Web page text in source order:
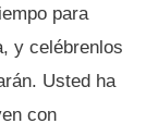
para
y celébrenlos
Usted ha
con